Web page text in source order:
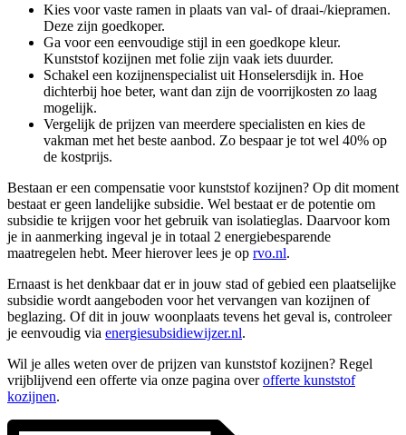
Kies voor vaste ramen in plaats van val- of draai-/kiepramen.
Deze zijn goedkoper.
Ga voor een eenvoudige stijl in een goedkope kleur.
Kunststof kozijnen met folie zijn vaak iets duurder.
Schakel een kozijnenspecialist uit Honselersdijk in. Hoe
dichterbij hoe beter, want dan zijn de voorrijkosten zo laag
mogelijk.
Vergelijk de prijzen van meerdere specialisten en kies de
vakman met het beste aanbod. Zo bespaar je tot wel 40% op
de kostprijs.
Bestaan er een compensatie voor kunststof kozijnen? Op dit moment
bestaat er geen landelijke subsidie. Wel bestaat er de potentie om
subsidie te krijgen voor het gebruik van isolatieglas. Daarvoor kom
je in aanmerking ingeval je in totaal 2 energiebesparende
maatregelen hebt. Meer hierover lees je op rvo.nl.
Ernaast is het denkbaar dat er in jouw stad of gebied een plaatselijke
subsidie wordt aangeboden voor het vervangen van kozijnen of
beglazing. Of dit in jouw woonplaats tevens het geval is, controleer
je eenvoudig via energiesubsidiewijzer.nl.
Wil je alles weten over de prijzen van kunststof kozijnen? Regel
vrijblijvend een offerte via onze pagina overofferte kunststof
kozijnen.